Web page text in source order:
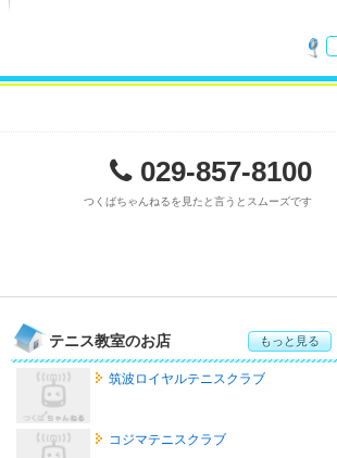
内
索
029-857-8100
つくばちゃんねるを見たと言うとスムーズです
テニス教室のお店 もっと見る
筑波ロイヤルテニスクラブ
コジマテニスクラブ